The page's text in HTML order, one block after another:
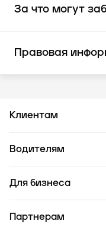
За что могут
Правовая
Клиентам
Водителям
Для бизнеса
Партнерам